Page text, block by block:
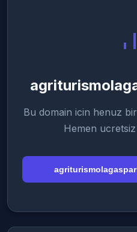
Bu domain icin henuz
Hemen